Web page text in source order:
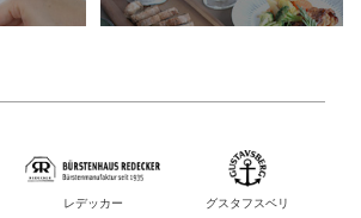
レデッカー グスタフスベリ